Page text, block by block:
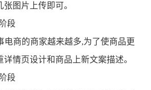
图片上传即可。
段
电商的商家越来越多,为了使商品更
情页设计和商品上新文案描述。
段